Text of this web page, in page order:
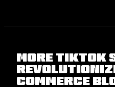
More Tiktok
Commerce